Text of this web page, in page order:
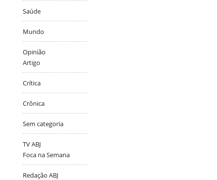
Saúde
Mundo
Opinião
Artigo
Crítica
Crônica
Sem categoria
TV ABJ
Foca na Semana
Redação ABJ